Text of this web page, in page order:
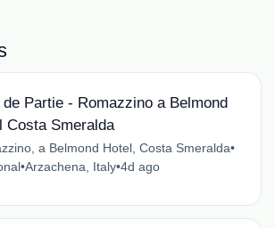
de Partie - Romazzino a Belmond
Costa Smeralda
a Belmond Hotel, Costa Smeralda•
•Arzachena, Italy•4d ago